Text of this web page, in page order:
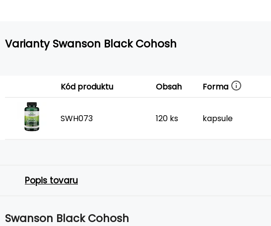
Varianty Swanson Black Cohosh
Kód produktu Obsah Forma
SWH073 120 ks kapsule
Popis tovaru
Swanson Black Cohosh